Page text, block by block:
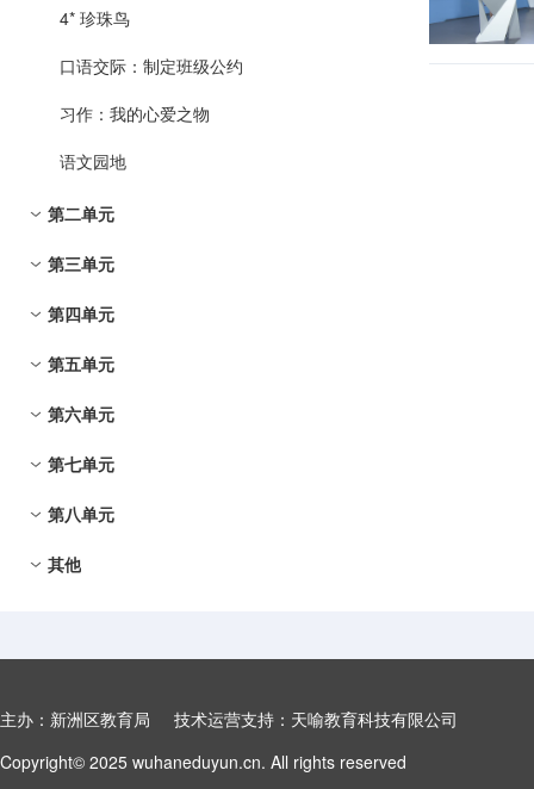
4* 珍珠鸟
口语交际：制定班级公约
习作：我的心爱之物
语文园地
第二单元
5 搭石
6 将相和
7 什么比猎豹的速度更快
8 冀中的地道战
习作：“漫画”老师
语文园地
第三单元
9 猎人海力布
10 牛郎织女（一）
11* 牛郎织女（二）
口语交际：讲民间故事
习作：缩写故事
语文园地
第四单元
12 古诗三首
13 少年中国说（节选）
14 圆明园的毁灭
15* 小岛
习作：二十年后的家乡
第五单元
16 太阳
17 松鼠
习作例文：
习作：介绍一种事物
第六单元
18 慈母情深
19 父爱之舟
20*“精彩极了”和“糟糕透了”
习作：我想对您说
第七单元
21 古诗词三首
22 四季之美
24* 月迹
习作：____即景
语文园地
第八单元
25 古人谈读书
27* 我的“长生果”
口语交际：我最喜欢的人物形象
习作：推荐一本书
其他
主办：新洲区教育局 技术运营支持：天喻教育科技有限公司
Copyright© 2025 wuhaneduyun.cn. All rights reserved